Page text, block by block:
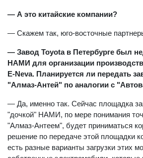
— А это китайские компании?
— Скажем так, юго-восточные
— Завод Toyota в Петербурге был
НАМИ для организации
E-Neva. Планируется ли передать
"Алмаз-Антей" по аналогии с
— Да, именно так. Сейчас площадка
"дочкой" НАМИ, по мере понимания
"Алмаз-Антеем", будет приниматься
решение по передаче этой площадки
есть разные варианты загрузки этих